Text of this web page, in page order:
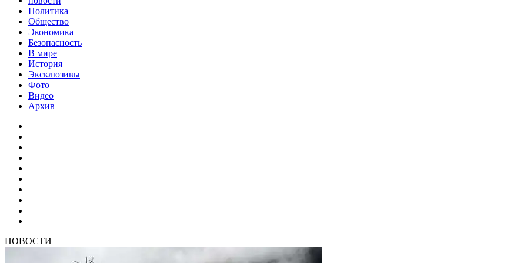
Политика
Общество
Экономика
Безопасность
В мире
История
Эксклюзивы
Фото
Видео
Архив
НОВОСТИ